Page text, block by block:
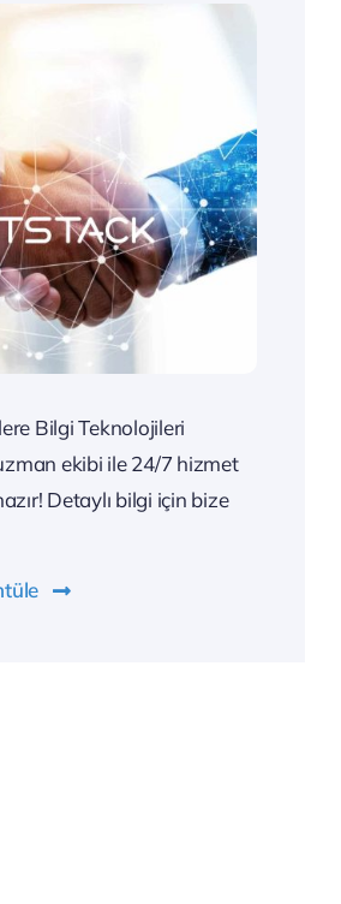
Bilgi Teknolojileri
ekibi ile 24/7 hizmet
Detaylı bilgi için bize